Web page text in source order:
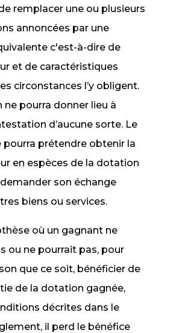
remplacer une ou plusieurs
annoncées par une
c'est-à-dire de
et de caractéristiques
circonstances l’y obligent.
ne pourra donner lieu à
d’aucune sorte. Le
pourra prétendre obtenir la
en espèces de la dotation
son échange
biens ou services.
où un gagnant ne
ou ne pourrait pas, pour
que ce soit, bénéficier de
de la dotation gagnée,
décrites dans le
il perd le bénéfice